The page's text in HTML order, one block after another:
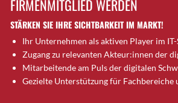
Brütten
Bubendorf
Bubikon
Buchs (SG)
Burgdorf
FIRMENMITGLIED WERDEN
STÄRKEN SIE IHRE SICHTBARKEIT IM MARKT!
Ihr Unternehmen als aktiven Player im
Zugang zu relevanten Akteur:innen der
Mitarbeitende am Puls der digitalen
Gezielte Unterstützung für Fachbereiche